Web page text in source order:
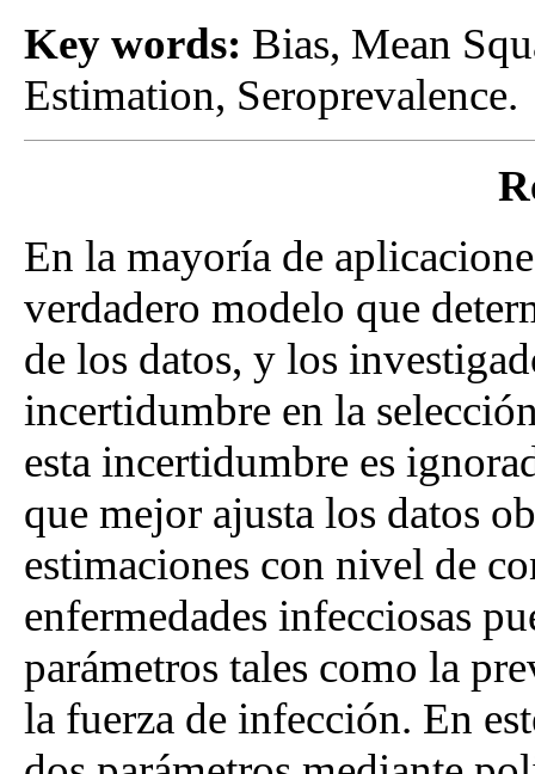
Key words: Bias, Mean
Estimation, Seroprevalence.
En la mayoría de
verdadero modelo que
de los datos, y los
incertidumbre en la
esta incertidumbre es
que mejor ajusta los datos
estimaciones con nivel de
enfermedades infecciosas
parámetros tales como la
la fuerza de infección. En